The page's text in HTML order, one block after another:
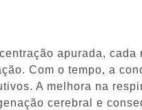
apurada,
Com o tempo, a
A melhora na
cerebral e